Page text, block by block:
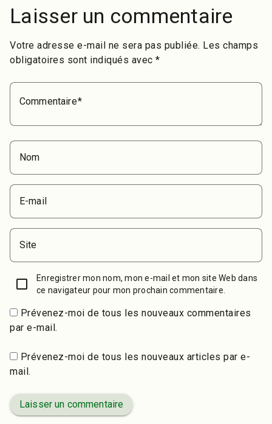
Laisser un commentaire
Votre adresse e-mail ne sera pas publiée. Les champs
obligatoires sont indiqués avec *
Commentaire
Nom
E-mail
Site
Enregistrer mon nom, mon e-mail et mon site Web dans
ce navigateur pour mon prochain commentaire.
Prévenez-moi de tous les nouveaux commentaires
par e-mail.
Prévenez-moi de tous les nouveaux articles par e-
mail.
Laisser un commentaire